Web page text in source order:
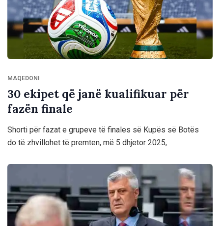
MAQEDONI
30 ekipet që janë kualifikuar për
fazën finale
Shorti për fazat e grupeve të finales së Kupës së Botës
do të zhvillohet të premten, më 5 dhjetor 2025,